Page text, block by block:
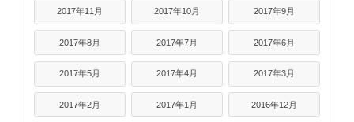
2017年11月 2017年10月 2017年9月
2017年8月 2017年7月 2017年6月
2017年5月 2017年4月 2017年3月
2017年2月 2017年1月 2016年12月